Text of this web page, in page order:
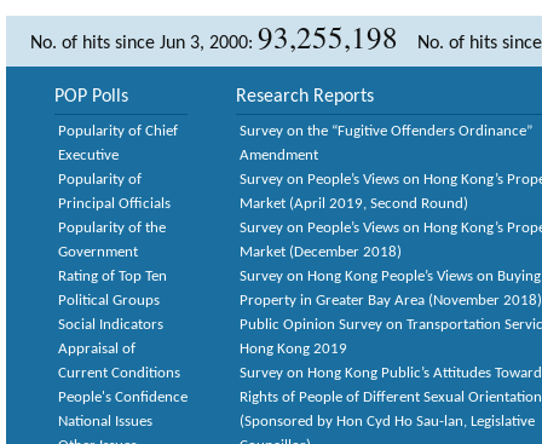
No. of hits since Jun 3, 2000: 93,255,198 No. of hits
POP Polls
Popularity of Chief
Executive
Popularity of
Principal Officials
Popularity of the
Government
Rating of Top Ten
Political Groups
Social Indicators
Appraisal of
Current Conditions
People's Confidence
National Issues
Research Reports
Survey on the “Fugitive Offenders Ordinance”
Amendment
Survey on People’s Views on Hong Kong’s
Market (April 2019, Second Round)
Survey on People’s Views on Hong Kong’s
Market (December 2018)
Survey on Hong Kong People’s Views on Buying
Property in Greater Bay Area (November 2018)
Public Opinion Survey on Transportation
Hong Kong 2019
Survey on Hong Kong Public’s Attitudes
Rights of People of Different Sexual
(Sponsored by Hon Cyd Ho Sau-lan, Legislative